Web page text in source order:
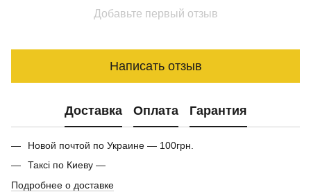
Добавьте первый отзыв
Написать отзыв
Доставка Оплата Гарантия
Новой почтой по Украине — 100грн.
Таксі по Киеву —
Подробнее о доставке